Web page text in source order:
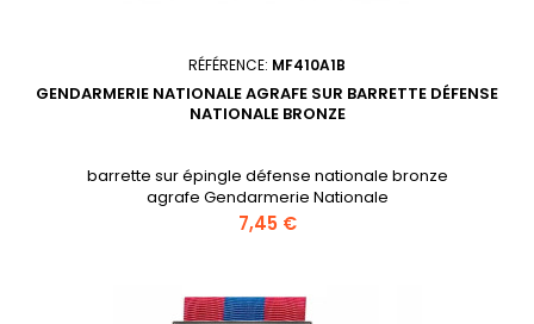
RÉFÉRENCE: MF410A1B
GENDARMERIE NATIONALE AGRAFE SUR BARRETTE DÉFENSE
NATIONALE BRONZE
barrette sur épingle défense nationale bronze
agrafe Gendarmerie Nationale
Prix
7,45 €